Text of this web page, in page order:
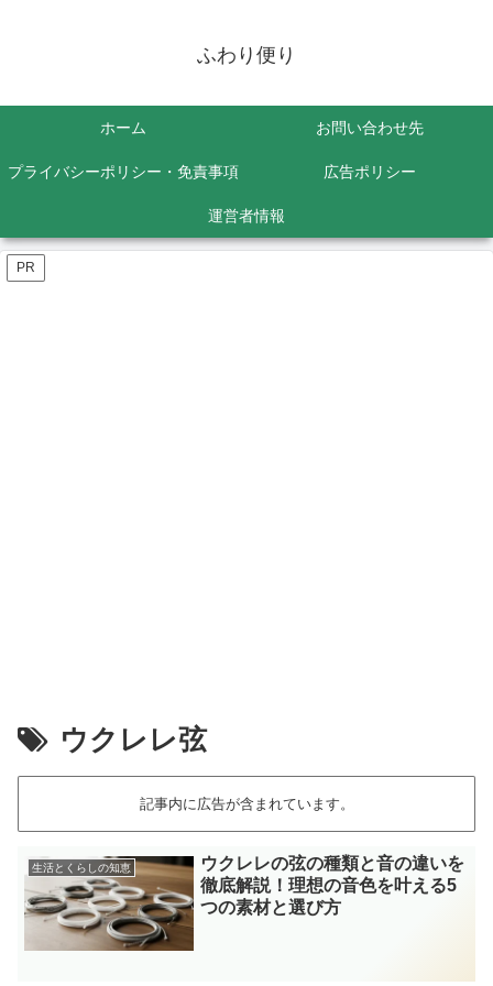
ふわり便り
ホーム お問い合わせ先
プライバシーポリシー・免責事項 広告ポリシー
運営者情報
PR
ウクレレ弦
記事内に広告が含まれています。
生活とくらしの知恵
ウクレレの弦の種類と音の違いを
徹底解説！理想の音色を叶える5
つの素材と選び方